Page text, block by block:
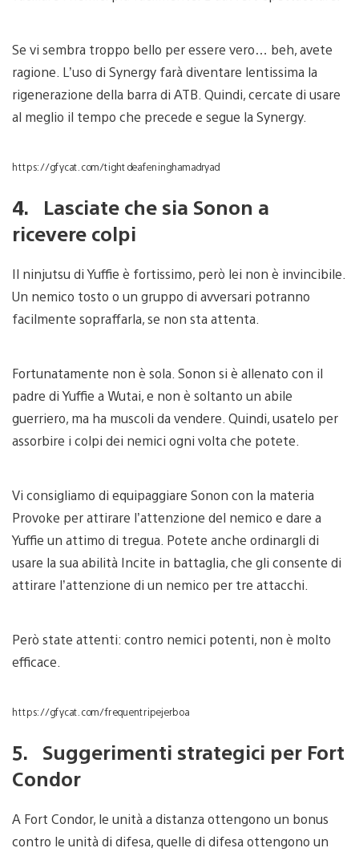
Se vi sembra troppo bello per essere vero… beh, avete
ragione. L’uso di Synergy farà diventare lentissima la
rigenerazione della barra di ATB. Quindi, cercate di usare
al meglio il tempo che precede e segue la Synergy.
https://gfycat.com/tightdeafeninghamadryad
4. Lasciate che sia Sonon a
ricevere colpi
Il ninjutsu di Yuffie è fortissimo, però lei non è invincibile.
Un nemico tosto o un gruppo di avversari potranno
facilmente sopraffarla, se non sta attenta.
Fortunatamente non è sola. Sonon si è allenato con il
padre di Yuffie a Wutai, e non è soltanto un abile
guerriero, ma ha muscoli da vendere. Quindi, usatelo per
assorbire i colpi dei nemici ogni volta che potete.
Vi consigliamo di equipaggiare Sonon con la materia
Provoke per attirare l’attenzione del nemico e dare a
Yuffie un attimo di tregua. Potete anche ordinargli di
usare la sua abilità Incite in battaglia, che gli consente di
attirare l’attenzione di un nemico per tre attacchi.
Però state attenti: contro nemici potenti, non è molto
efficace.
https://gfycat.com/frequentripejerboa
5. Suggerimenti strategici per Fort
Condor
A Fort Condor, le unità a distanza ottengono un bonus
contro le unità di difesa, quelle di difesa ottengono un